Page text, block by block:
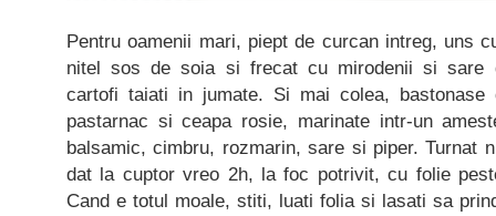
Pentru oamenii mari, piept de curcan intreg, uns
nitel sos de soia si frecat cu mirodenii si sare
cartofi taiati in jumate. Si mai colea, bastonase
pastarnac si ceapa rosie, marinate intr-un
balsamic, cimbru, rozmarin, sare si piper. Turnat
dat la cuptor vreo 2h, la foc potrivit, cu folie
Cand e totul moale, stiti, luati folia si lasati sa